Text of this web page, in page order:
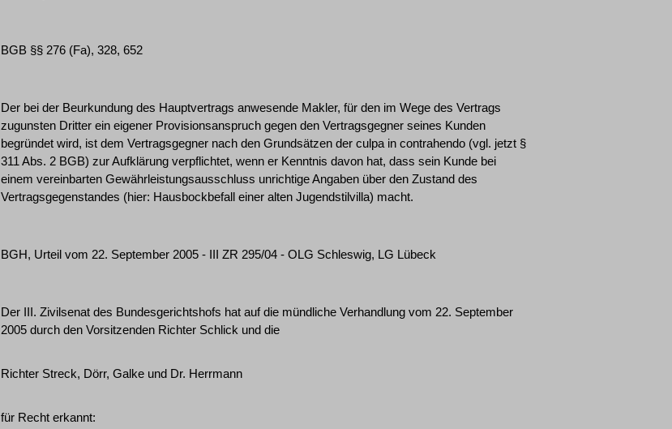
BGB §§ 276 (Fa), 328, 652
Der bei der Beurkundung des Hauptvertrags anwesende Makler, für den im Wege des Vertrags
zugunsten Dritter ein eigener Provisionsanspruch gegen den Vertragsgegner seines Kunden
begründet wird, ist dem Vertragsgegner nach den Grundsätzen der culpa in contrahendo (vgl. jetzt §
311 Abs. 2 BGB) zur Aufklärung verpflichtet, wenn er Kenntnis davon hat, dass sein Kunde bei
einem vereinbarten Gewährleistungsausschluss unrichtige Angaben über den Zustand des
Vertragsgegenstandes (hier: Hausbockbefall einer alten Jugendstilvilla) macht.
BGH, Urteil vom 22. September 2005 - III ZR 295/04 - OLG Schleswig, LG Lübeck
Der III. Zivilsenat des Bundesgerichtshofs hat auf die mündliche Verhandlung vom 22. September
2005 durch den Vorsitzenden Richter Schlick und die
Richter Streck, Dörr, Galke und Dr. Herrmann
für Recht erkannt: